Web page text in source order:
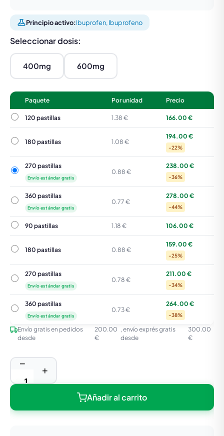
Principio activo:Ibuprofen, Ibuprofeno
Seleccionar dosis:
400mg 600mg
Paquete Por unidad Precio
120 pastillas
120 pastillas 1.38 € 166.00 €
180 pastillas
180 pastillas 1.08 €
194.00 €
-22%
270 pastillas
270 pastillas
Envío estándar gratis
0.88 €
238.00 €
-36%
360 pastillas
360 pastillas
Envío estándar gratis
0.77 €
278.00 €
-44%
90 pastillas
90 pastillas 1.18 € 106.00 €
180 pastillas
180 pastillas 0.88 €
159.00 €
-25%
270 pastillas
270 pastillas
Envío estándar gratis
0.78 €
211.00 €
-34%
360 pastillas
360 pastillas
Envío estándar gratis
0.73 €
264.00 €
-38%
Envío gratis en pedidos
desde
200.00
€
, envío exprés gratis
desde
300.00
€
−
+
Añadir al carrito